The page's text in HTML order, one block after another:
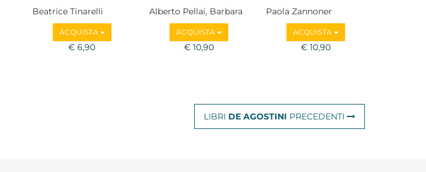
Beatrice Tinarelli
ACQUISTA
€ 6,90
Alberto Pellai, Barbara
Tamborini
ACQUISTA
€ 10,90
Paola Zannoner
ACQUISTA
€ 10,90
LIBRI DE AGOSTINI PRECEDENTI